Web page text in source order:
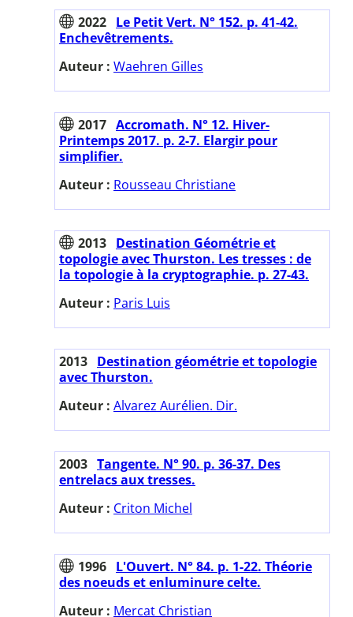
2022 Le Petit Vert. N° 152. p. 41-42.
Enchevêtrements.
Auteur : Waehren Gilles
2017 Accromath. N° 12. Hiver-
Printemps 2017. p. 2-7. Elargir pour
simplifier.
Auteur : Rousseau Christiane
2013 Destination Géométrie et
topologie avec Thurston. Les tresses : de
la topologie à la cryptographie. p. 27-43.
Auteur : Paris Luis
2013 Destination géométrie et topologie
avec Thurston.
Auteur : Alvarez Aurélien. Dir.
2003 Tangente. N° 90. p. 36-37. Des
entrelacs aux tresses.
Auteur : Criton Michel
1996 L'Ouvert. N° 84. p. 1-22. Théorie
des noeuds et enluminure celte.
Auteur : Mercat Christian